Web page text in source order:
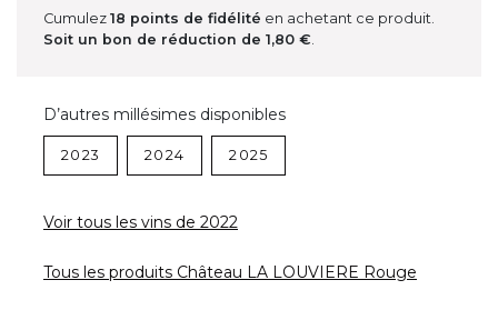
Cumulez 18 points de fidélité en achetant ce produit.
Soit un bon de réduction de 1,80 €
D’autres millésimes disponibles
2023 2024 2025
Voir tous les vins de 2022
Tous les produits Château LA LOUVIERE Rouge